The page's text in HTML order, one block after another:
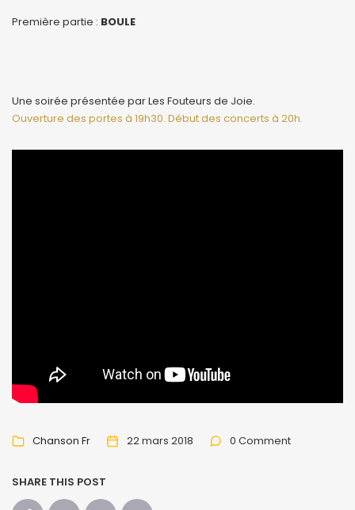
Première partie : BOULE
Une soirée présentée par Les Fouteurs de Joie.
Ouverture des portes à 19h30. Début des concerts à 20h.
Chanson Fr 22 mars 2018 0 Comment
SHARE THIS POST